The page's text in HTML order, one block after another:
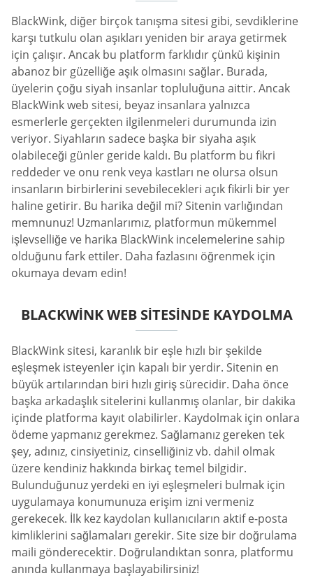
BlackWink, diğer birçok tanışma sitesi gibi, sevdiklerine
karşı tutkulu olan aşıkları yeniden bir araya getirmek
için çalışır. Ancak bu platform farklıdır çünkü kişinin
abanoz bir güzelliğe aşık olmasını sağlar. Burada,
üyelerin çoğu siyah insanlar topluluğuna aittir. Ancak
BlackWink web sitesi, beyaz insanlara yalnızca
esmerlerle gerçekten ilgilenmeleri durumunda izin
veriyor. Siyahların sadece başka bir siyaha aşık
olabileceği günler geride kaldı. Bu platform bu fikri
reddeder ve onu renk veya kastları ne olursa olsun
insanların birbirlerini sevebilecekleri açık fikirli bir yer
haline getirir. Bu harika değil mi? Sitenin varlığından
memnunuz! Uzmanlarımız, platformun mükemmel
işlevselliğe ve harika BlackWink incelemelerine sahip
olduğunu fark ettiler. Daha fazlasını öğrenmek için
okumaya devam edin!
BLACKWINK WEB SITESINDE KAYDOLMA
BlackWink sitesi, karanlık bir eşle hızlı bir şekilde
eşleşmek isteyenler için kapalı bir yerdir. Sitenin en
büyük artılarından biri hızlı giriş sürecidir. Daha önce
başka arkadaşlık sitelerini kullanmış olanlar, bir dakika
içinde platforma kayıt olabilirler. Kaydolmak için onlara
ödeme yapmanız gerekmez. Sağlamanız gereken tek
şey, adınız, cinsiyetiniz, cinselliğiniz vb. dahil olmak
üzere kendiniz hakkında birkaç temel bilgidir.
Bulunduğunuz yerdeki en iyi eşleşmeleri bulmak için
uygulamaya konumunuza erişim izni vermeniz
gerekecek. İlk kez kaydolan kullanıcıların aktif e-posta
kimliklerini sağlamaları gerekir. Site size bir doğrulama
maili gönderecektir. Doğrulandıktan sonra, platformu
anında kullanmaya başlayabilirsiniz!